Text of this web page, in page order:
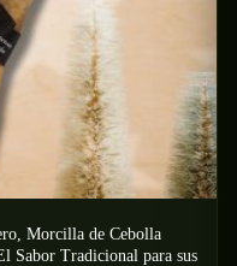
Morcilla de Cebolla
Sabor Tradicional para sus